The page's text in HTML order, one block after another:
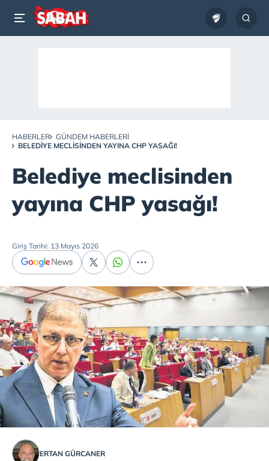
HABERLER
GÜNDEM HABERLERI
BELEDIYE MECLISINDEN YAYINA CHP YASAĞI!
Belediye meclisinden
yayına CHP yasağı!
Giriş Tarihi: 13 Mayıs 2026
ERTAN GÜRCANER